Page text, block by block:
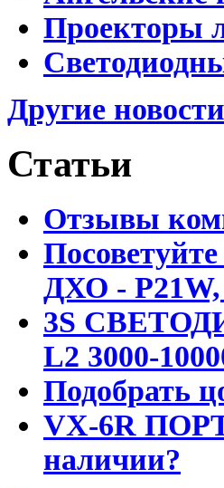
Проекторы
Другие новости
Статьи
Отзывы
ДХО - P21W,
3S
L2 3000-
Подобрать
VX-6R
наличии?